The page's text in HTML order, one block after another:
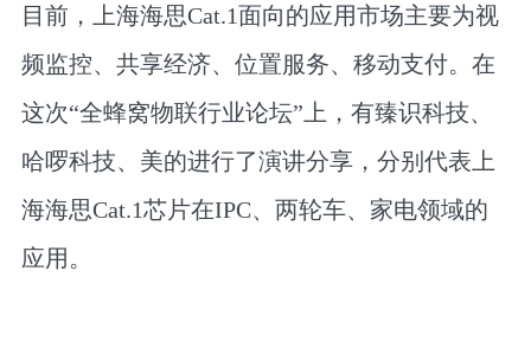
目前，上海海思Cat.1面向的应用市场主要为视
频监控、共享经济、位置服务、移动支付。在
这次“全蜂窝物联行业论坛”上，有臻识科技、
哈啰科技、美的进行了演讲分享，分别代表上
海海思Cat.1芯片在IPC、两轮车、家电领域的
应用。